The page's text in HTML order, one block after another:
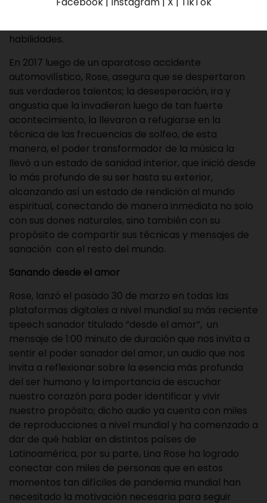
que su objetivo era guiar a los demás y gracias a su
habilidades.
En 2017 luego de un aparatoso accidente
automovilístico, Rose, asegura que se despertaron
sus verdaderos talentos; la desesperación, ira y
angustia que la invadieron luego de tan fuerte
acontecimiento, la llevaron a refugiarse en la
técnica de las frecuencias de solfeo, de esta
manera, el poder transformador de la música la
llevó a un estado de sanidad interior, que inició desde
lo más profundo de su ser hasta su exterior,
alcanzando así un estado de rendición al mundo
espiritual, conectando de manera inmediata no solo
con sus dones naturales, sino también con su
propósito de compartir sus técnicas y mensajes de
sanación con el resto del mundo.
Sanando desde el amor
Rose, lanzó el pasado 30 de marzo en todas las
plataformas digitales a nivel mundial su más reciente
speech sanador titulado “desde el amor”, un
mensaje de 1:00 minuto de duración que nos invita a
sentir el poder sanador del amor, un audio que nos
invita a reflexionar sobre la esencia más profunda
del ser humano y la importancia de escuchar
nuestro corazón para poder identificar y vivir
nuestro propósito; dicho audio ya cuenta con miles
de reproducciones a nivel mundial y ha comenzado a
dar de qué hablar en distintos países de
Latinoamérica, por su parte, Lina Rose ha logrado
conectar con miles de personas que en estos
momentos tan difíciles de pandemia mundial han
necesitado la motivación necesaria para seguir